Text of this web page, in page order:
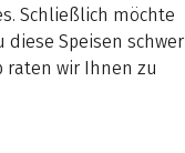
Schließlich möchte
Speisen schwer
raten wir Ihnen zu